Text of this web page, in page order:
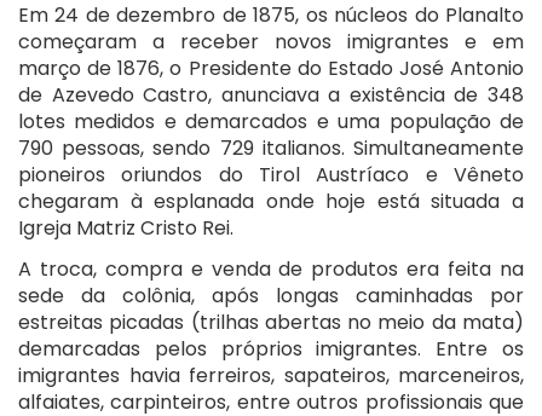
Em 24 de dezembro de 1875, os núcleos do Planalto
começaram a receber novos imigrantes e em
março de 1876, o Presidente do Estado José Antonio
de Azevedo Castro, anunciava a existência de 348
lotes medidos e demarcados e uma população de
790 pessoas, sendo 729 italianos. Simultaneamente
pioneiros oriundos do Tirol Austríaco e Vêneto
chegaram à esplanada onde hoje está situada a
Igreja Matriz Cristo Rei.
A troca, compra e venda de produtos era feita na
sede da colônia, após longas caminhadas por
estreitas picadas (trilhas abertas no meio da mata)
demarcadas pelos próprios imigrantes. Entre os
imigrantes havia ferreiros, sapateiros, marceneiros,
alfaiates, carpinteiros, entre outros profissionais que